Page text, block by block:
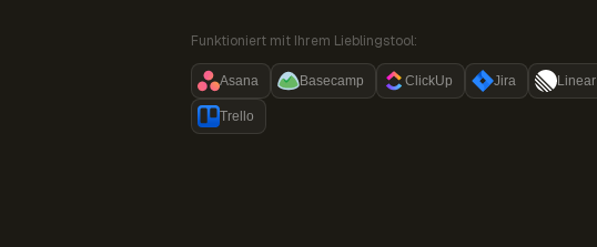
Funktioniert mit Ihrem Lieblingstool:
Asana Basecamp ClickUp Jira Linear
Trello